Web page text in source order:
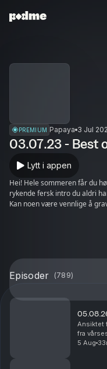
PREMIUM Papaya 3 Jul
03.07.23 - Best
Lytt i appen
Hei! Hele sommeren får du
rykende fersk intro du aldri
Kan noen være vennlige å
Episoder (789)
Ansiktet
fra
5 Aug